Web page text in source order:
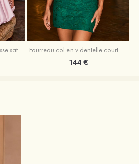
Robe trapèze Robe Princesse satin sans manches courte/mini robe de fête de la rentrée Fourreau col en v dentelle courte/mini robe de fête de la rentré avec perles
144 €